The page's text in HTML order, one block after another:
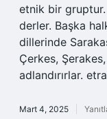
etnik bir gruptur.
derler. Başka
dillerinde
Çerkes,
adlandırırlar.
Mart 4, 2025